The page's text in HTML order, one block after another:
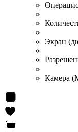
Экран
Камера